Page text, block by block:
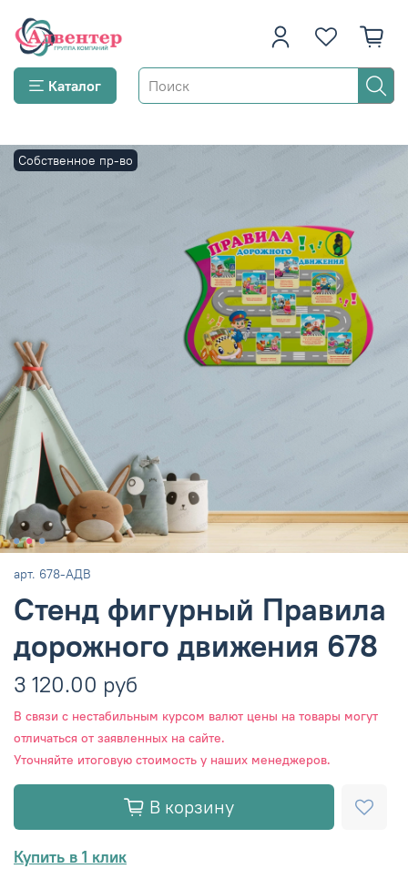
Каталог
Собственное пр-во
арт. 678-АДВ
Стенд фигурный Правила
дорожного движения 678
3 120.00 руб
В связи с нестабильным курсом валют цены на товары могут
отличаться от заявленных на сайте.
Уточняйте итоговую стоимость у наших менеджеров.
В корзину
Купить в 1 клик